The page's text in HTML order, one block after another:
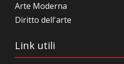
Arte Moderna
Diritto dell'arte
Link utili